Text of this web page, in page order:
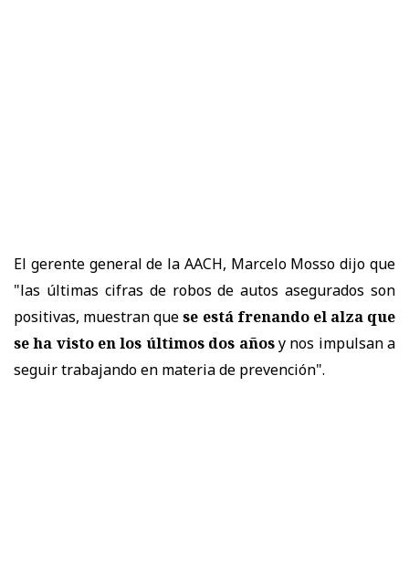
El gerente general de la AACH, Marcelo Mosso dijo que
"las últimas cifras de robos de autos asegurados son
positivas, muestran quese está frenando el alza que
se ha visto en los últimos dos añosy nos impulsan a
seguir trabajando en materia de prevención".